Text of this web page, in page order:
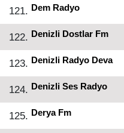
121. Dem Radyo
122. Denizli Dostlar Fm
123. Denizli Radyo Deva
124. Denizli Ses Radyo
125. Derya Fm